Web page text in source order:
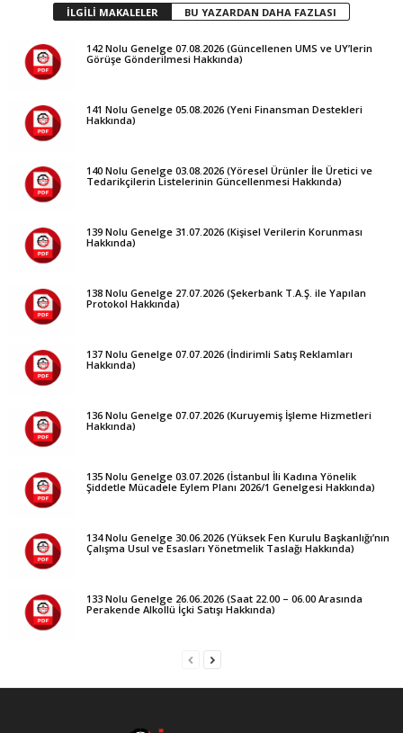
İLGİLİ MAKALELER BU YAZARDAN DAHA FAZLASI
142 Nolu Genelge 07.08.2026 (Güncellenen UMS ve UY’lerin
Görüşe Gönderilmesi Hakkında)
141 Nolu Genelge 05.08.2026 (Yeni Finansman Destekleri
Hakkında)
140 Nolu Genelge 03.08.2026 (Yöresel Ürünler İle Üretici ve
Tedarikçilerin Listelerinin Güncellenmesi Hakkında)
139 Nolu Genelge 31.07.2026 (Kişisel Verilerin Korunması
Hakkında)
138 Nolu Genelge 27.07.2026 (Şekerbank T.A.Ş. ile Yapılan
Protokol Hakkında)
137 Nolu Genelge 07.07.2026 (İndirimli Satış Reklamları
Hakkında)
136 Nolu Genelge 07.07.2026 (Kuruyemiş İşleme Hizmetleri
Hakkında)
135 Nolu Genelge 03.07.2026 (İstanbul İli Kadına Yönelik
Şiddetle Mücadele Eylem Planı 2026/1 Genelgesi Hakkında)
134 Nolu Genelge 30.06.2026 (Yüksek Fen Kurulu Başkanlığı’nın
Çalışma Usul ve Esasları Yönetmelik Taslağı Hakkında)
133 Nolu Genelge 26.06.2026 (Saat 22.00 – 06.00 Arasında
Perakende Alkollü İçki Satışı Hakkında)